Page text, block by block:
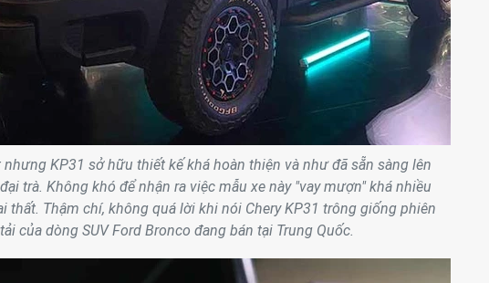
nhưng KP31 sở hữu thiết kế khá hoàn thiện và như đã sẵn sàng lên
trà. Không khó để nhận ra việc mẫu xe này "vay mượn" khá nhiều
thất. Thậm chí, không quá lời khi nói Chery KP31 trông giống phiên
của dòng SUV Ford Bronco đang bán tại Trung Quốc.